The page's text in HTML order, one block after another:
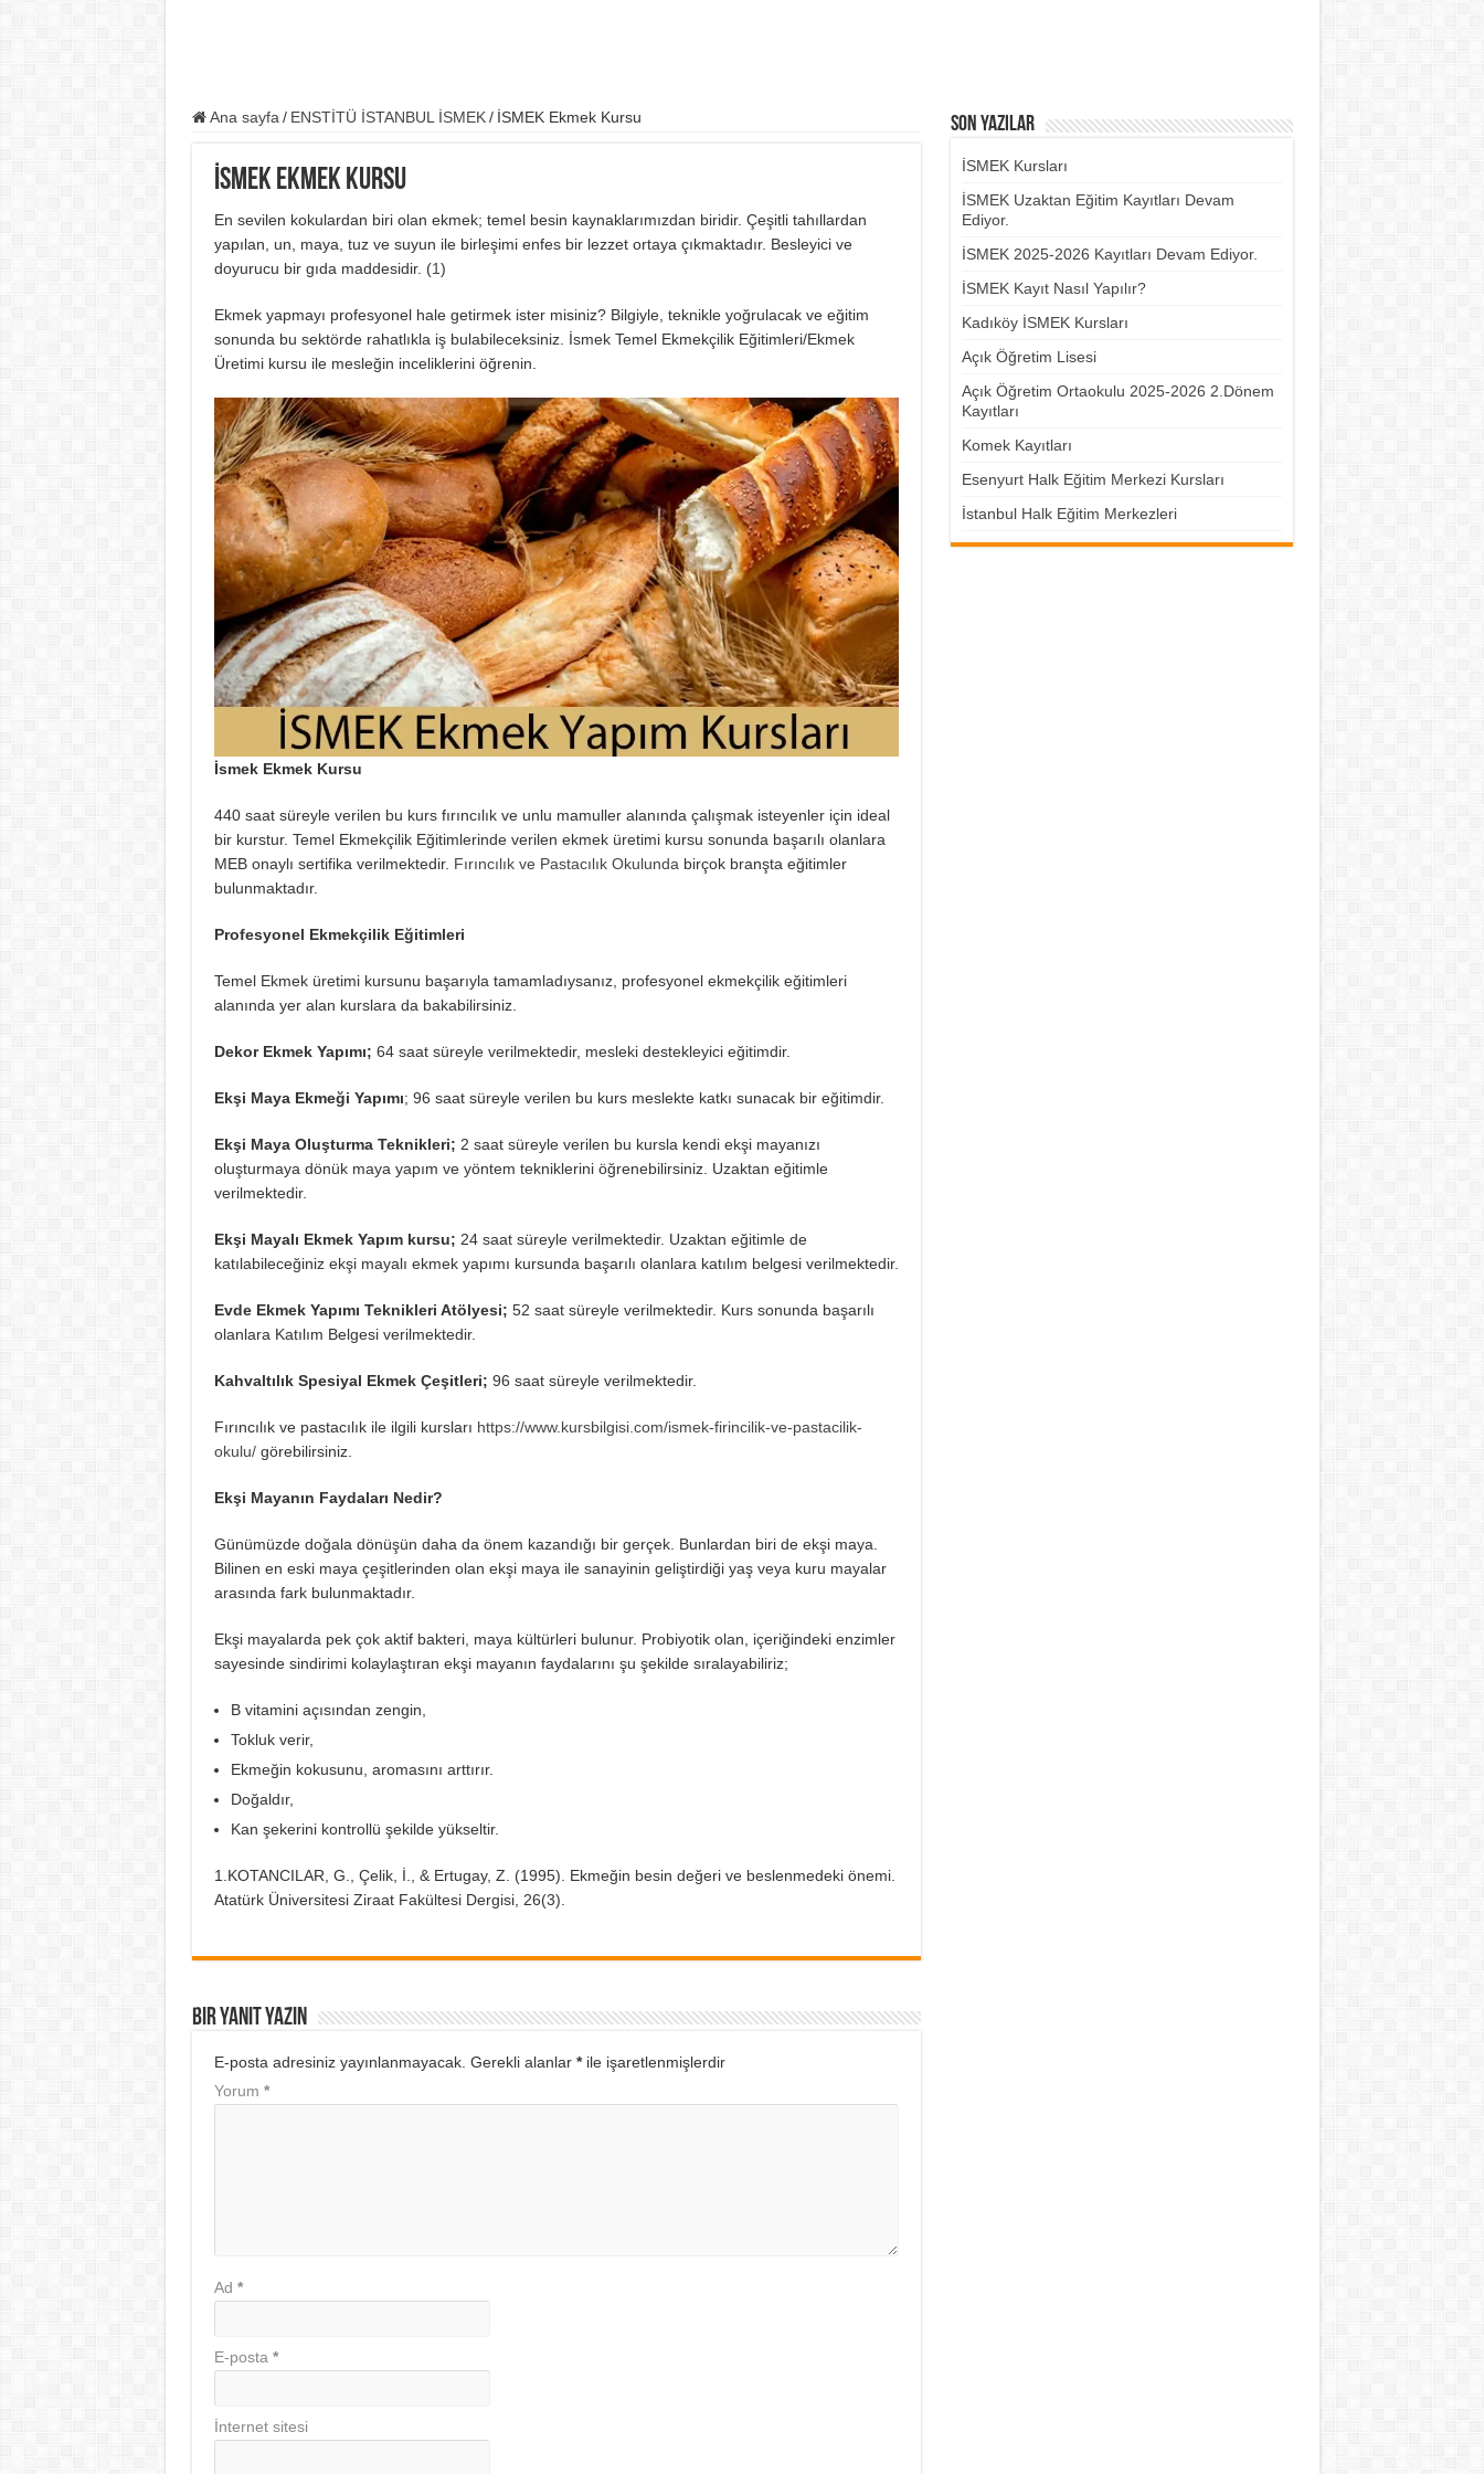
Ana sayfa / ENSTİTÜ İSTANBUL İSMEK / İSMEK Ekmek Kursu
İSMEK Ekmek Kursu
En sevilen kokulardan biri olan ekmek; temel besin kaynaklarımızdan biridir. Çeşitli tahıllardan
yapılan, un, maya, tuz ve suyun ile birleşimi enfes bir lezzet ortaya çıkmaktadır. Besleyici ve
doyurucu bir gıda maddesidir. (1)
Ekmek yapmayı profesyonel hale getirmek ister misiniz? Bilgiyle, teknikle yoğrulacak ve eğitim
sonunda bu sektörde rahatlıkla iş bulabileceksiniz. İsmek Temel Ekmekçilik Eğitimleri/Ekmek
Üretimi kursu ile mesleğin inceliklerini öğrenin.
İsmek Ekmek Kursu
440 saat süreyle verilen bu kurs fırıncılık ve unlu mamuller alanında çalışmak isteyenler için ideal
bir kurstur. Temel Ekmekçilik Eğitimlerinde verilen ekmek üretimi kursu sonunda başarılı olanlara
MEB onaylı sertifika verilmektedir. Fırıncılık ve Pastacılık Okulunda birçok branşta eğitimler
bulunmaktadır.
Profesyonel Ekmekçilik Eğitimleri
Temel Ekmek üretimi kursunu başarıyla tamamladıysanız, profesyonel ekmekçilik eğitimleri
alanında yer alan kurslara da bakabilirsiniz.
Dekor Ekmek Yapımı; 64 saat süreyle verilmektedir, mesleki destekleyici eğitimdir.
Ekşi Maya Ekmeği Yapımı; 96 saat süreyle verilen bu kurs meslekte katkı sunacak bir eğitimdir.
Ekşi Maya Oluşturma Teknikleri; 2 saat süreyle verilen bu kursla kendi ekşi mayanızı
oluşturmaya dönük maya yapım ve yöntem tekniklerini öğrenebilirsiniz. Uzaktan eğitimle
verilmektedir.
Ekşi Mayalı Ekmek Yapım kursu; 24 saat süreyle verilmektedir. Uzaktan eğitimle de
katılabileceğiniz ekşi mayalı ekmek yapımı kursunda başarılı olanlara katılım belgesi verilmektedir.
Evde Ekmek Yapımı Teknikleri Atölyesi; 52 saat süreyle verilmektedir. Kurs sonunda başarılı
olanlara Katılım Belgesi verilmektedir.
Kahvaltılık Spesiyal Ekmek Çeşitleri; 96 saat süreyle verilmektedir.
Fırıncılık ve pastacılık ile ilgili kursları https://www.kursbilgisi.com/ismek-firincilik-ve-pastacilik-
okulu/görebilirsiniz.
Ekşi Mayanın Faydaları Nedir?
Günümüzde doğala dönüşün daha da önem kazandığı bir gerçek. Bunlardan biri de ekşi maya.
Bilinen en eski maya çeşitlerinden olan ekşi maya ile sanayinin geliştirdiği yaş veya kuru mayalar
arasında fark bulunmaktadır.
Ekşi mayalarda pek çok aktif bakteri, maya kültürleri bulunur. Probiyotik olan, içeriğindeki enzimler
sayesinde sindirimi kolaylaştıran ekşi mayanın faydalarını şu şekilde sıralayabiliriz;
B vitamini açısından zengin,
Tokluk verir,
Ekmeğin kokusunu, aromasını arttırır.
Doğaldır,
Kan şekerini kontrollü şekilde yükseltir.
1.KOTANCILAR, G., Çelik, İ., & Ertugay, Z. (1995). Ekmeğin besin değeri ve beslenmedeki önemi.
Atatürk Üniversitesi Ziraat Fakültesi Dergisi, 26(3).
Bir yanıt yazın
E-posta adresiniz yayınlanmayacak. Gerekli alanlar *ile işaretlenmişlerdir
Yorum *
Ad *
E-posta *
İnternet sitesi
Son Yazılar
İSMEK Kursları
İSMEK Uzaktan Eğitim Kayıtları Devam
Ediyor.
İSMEK 2025-2026 Kayıtları Devam Ediyor.
İSMEK Kayıt Nasıl Yapılır?
Kadıköy İSMEK Kursları
Açık Öğretim Lisesi
Açık Öğretim Ortaokulu 2025-2026 2.Dönem
Kayıtları
Komek Kayıtları
Esenyurt Halk Eğitim Merkezi Kursları
İstanbul Halk Eğitim Merkezleri